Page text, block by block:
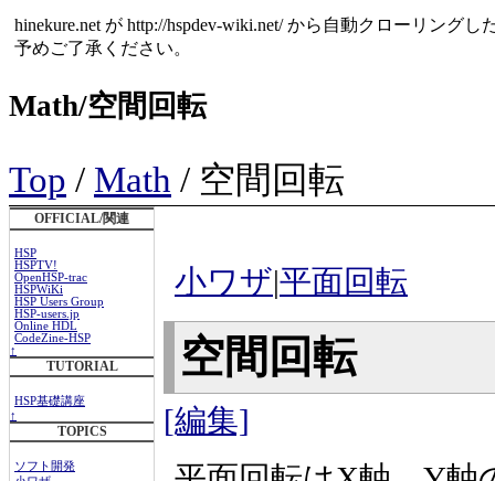
hinekure.net が http://hspdev-wiki.net/ から自動クローリング
予めご了承ください。
Math/空間回転
Top / Math / 空間回転
OFFICIAL/関連
HSP
HSPTV!
OpenHSP-trac
HSPWiKi
HSP Users Group
HSP-users.jp
Online HDL
CodeZine-HSP
↑
TUTORIAL
HSP基礎講座
↑
TOPICS
ソフト開発
小ワザ|平面回転
空間回転
[編集]